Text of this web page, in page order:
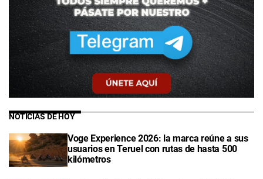
NOTICIAS DE HOY
Voge Experience 2026: la marca reúne a sus
usuarios en Teruel con rutas de hasta 500
kilómetros